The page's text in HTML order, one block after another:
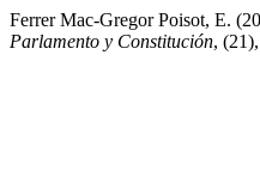
Ferrer Mac-Gregor Poisot, E.
Parlamento y Constitución,